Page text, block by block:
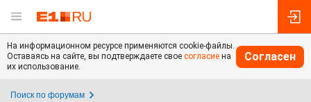
На информационном ресурсе применяются cookie-файлы.
Оставаясь на сайте, вы подтверждаете свое согласие на
их использование.
Согласен
Поиск по форумам